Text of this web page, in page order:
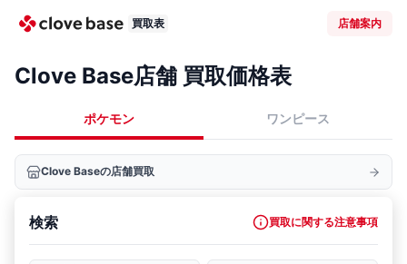
買取表 店舗案内
Clove Base店舗 買取価格表
ポケモン ワンピース
Clove Baseの店舗買取
検索 買取に関する注意事項